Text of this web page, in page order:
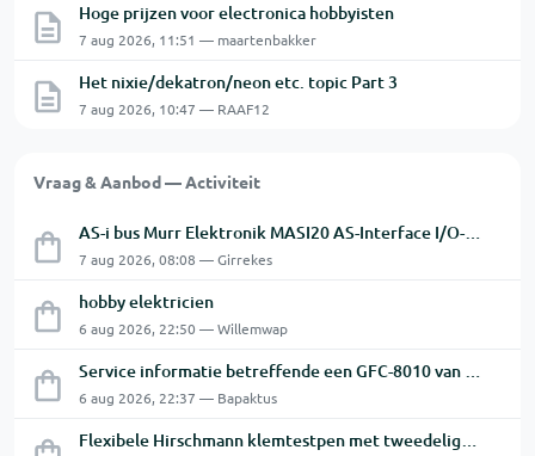
Hoge prijzen voor electronica hobbyisten
7 aug 2026, 11:51 — maartenbakker
Het nixie/dekatron/neon etc. topic Part 3
7 aug 2026, 10:47 — RAAF12
Vraag & Aanbod — Activiteit
AS-i bus Murr Elektronik MASI20 AS-Interface I/O-module 56440
7 aug 2026, 08:08 — Girrekes
hobby elektricien
6 aug 2026, 22:50 — Willemwap
Service informatie betreffende een GFC-8010 van GW
6 aug 2026, 22:37 — Bapaktus
Flexibele Hirschmann klemtestpen met tweedelige klem.